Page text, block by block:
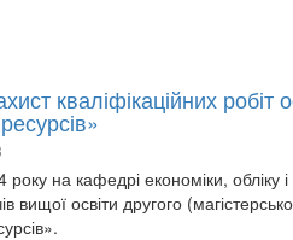
кваліфікаційних робіт
на кафедрі економіки, обліку
вищої освіти другого